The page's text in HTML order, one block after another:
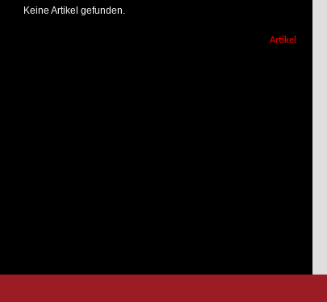
Keine Artikel gefunden.
Artikel